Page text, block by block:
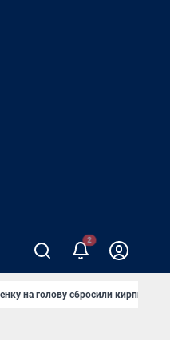
2
на голову сбросили кирпич